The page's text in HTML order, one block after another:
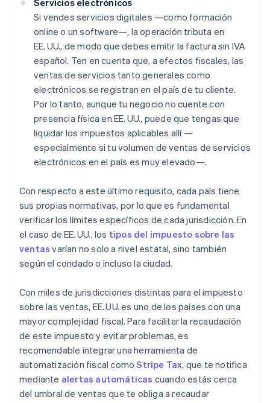
Servicios electrónicos
Si vendes servicios digitales —como formación
online o un software—, la operación tributa en
EE. UU., de modo que debes emitir la factura sin IVA
español. Ten en cuenta que, a efectos fiscales, las
ventas de servicios tanto generales como
electrónicos se registran en el país de tu cliente.
Por lo tanto, aunque tu negocio no cuente con
presencia física en EE. UU., puede que tengas que
liquidar los impuestos aplicables allí —
especialmente si tu volumen de ventas de servicios
electrónicos en el país es muy elevado—.
Con respecto a este último requisito, cada país tiene
sus propias normativas, por lo que es fundamental
verificar los límites específicos de cada jurisdicción. En
el caso de EE. UU., los tipos del impuesto sobre las
ventas varían no solo a nivel estatal, sino también
según el condado o incluso la ciudad.
Con miles de jurisdicciones distintas para el impuesto
sobre las ventas, EE. UU. es uno de los países con una
mayor complejidad fiscal. Para facilitar la recaudación
de este impuesto y evitar problemas, es
recomendable integrar una herramienta de
automatización fiscal comoStripe Tax, que te notifica
mediante alertas automáticas cuando estás cerca
del umbral de ventas que te obliga a recaudar